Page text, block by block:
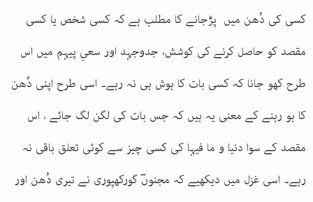
کسی کی دُھن میں پڑجانے کا مطلب ہے کہ کسی شخص یا کسی
مقصد کو حاصل کرنے کی کوشش، جدوجہد اور سعیِ پیہم میں اس
طرح کھو جانا کہ کسی بات کا ہوش ہی نہ رہے۔ اسی طرح اپنی دُھن
کا ہو رہنے کے معنی یہ ہیں کہ جس بات کی لگن لگ جائے ، اس
مقصد کے سوا دنیا و ما فیہا کی کسی چیز سے کوئی تعلق باقی نہ
رہے۔ اسی غزل میں دیکھیے کہ مجنوںؔ گورکھپوری نے تیری دُھن اور